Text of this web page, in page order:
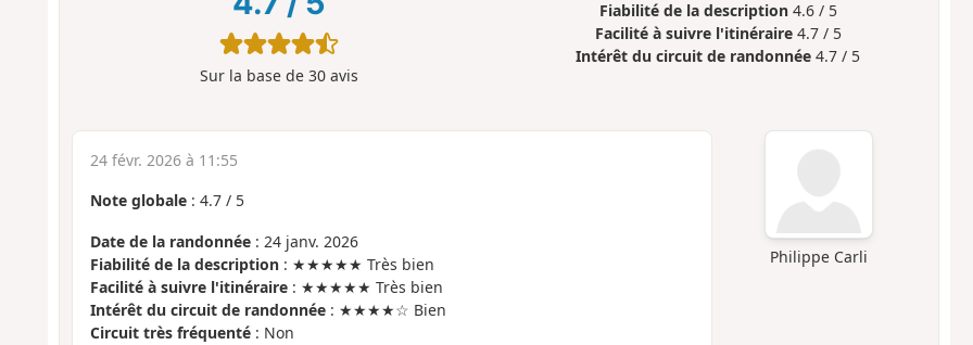
Sur la base de 30avis
Fiabilité de la description 4.6 / 5
Facilité à suivre l'itinéraire 4.7 / 5
Intérêt du circuit de randonnée 4.7 / 5
Philippe Carli
24 févr. 2026 à 11:55
Note globale: 4.7/ 5
Date de la randonnée: 24 janv. 2026
Fiabilité de la description: ★★★★★ Très bien
Facilité à suivre l'itinéraire: ★★★★★ Très bien
Intérêt du circuit de randonnée: ★★★★☆ Bien
Circuit très fréquenté: Non